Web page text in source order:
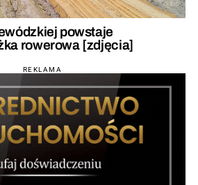
powstaje
rowerowa [zdjęcia]
REKLAMA